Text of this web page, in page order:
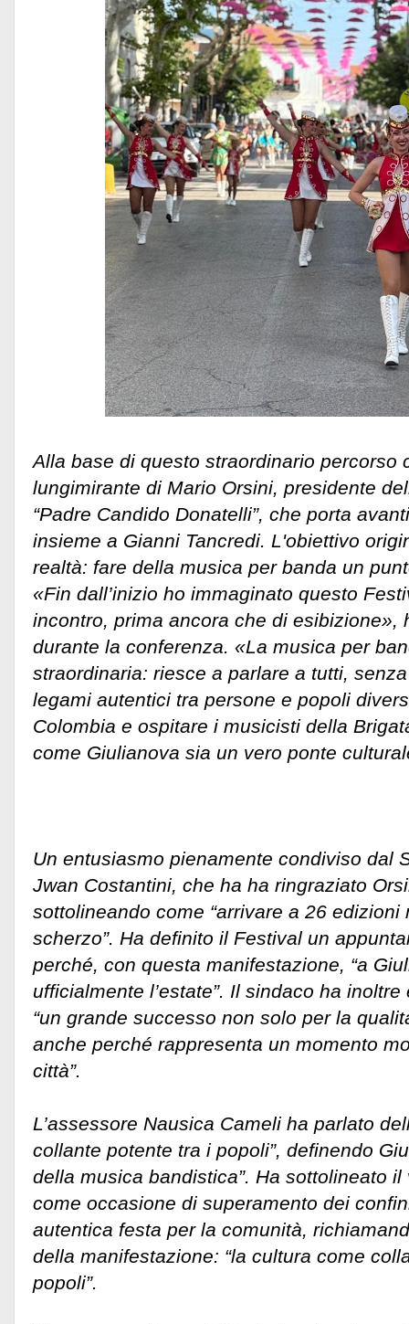
Alla base di questo straordinario percorso
lungimirante di Mario Orsini, presidente
“Padre Candido Donatelli”, che porta
insieme a Gianni Tancredi. L'obiettivo
realtà: fare della musica per banda un
«Fin dall’inizio ho immaginato questo
incontro, prima ancora che di esibizione»,
durante la conferenza. «La musica per
straordinaria: riesce a parlare a tutti,
legami autentici tra persone e popoli
Colombia e ospitare i musicisti della
come Giulianova sia un vero ponte
Un entusiasmo pienamente condiviso dal
Jwan Costantini, che ha ha ringraziato
sottolineando come “arrivare a 26 edizioni
scherzo”. Ha definito il Festival un
perché, con questa manifestazione, “a
ufficialmente l’estate”. Il sindaco ha
“un grande successo non solo per la
anche perché rappresenta un momento
città”.
L’assessore Nausica Cameli ha parlato
collante potente tra i popoli”, definendo
della musica bandistica”. Ha sottolineato
come occasione di superamento dei
autentica festa per la comunità,
della manifestazione: “la cultura come
popoli”.